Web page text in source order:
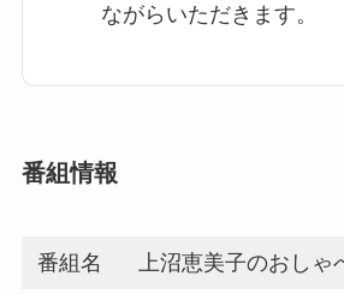
ながらいただきます。
番組情報
番組名 上沼恵美子のおしゃ